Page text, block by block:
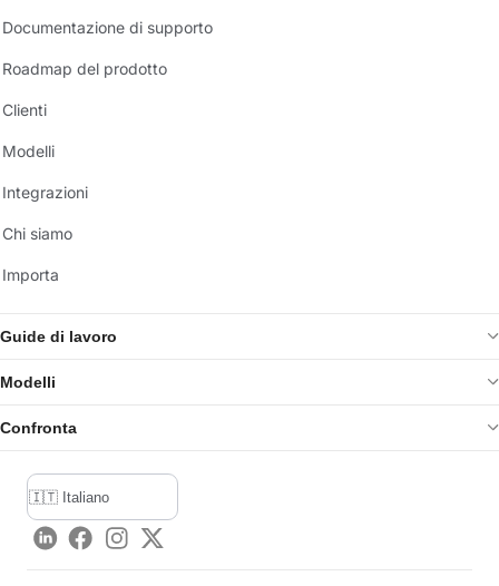
Documentazione di supporto
Roadmap del prodotto
Clienti
Modelli
Integrazioni
Chi siamo
Importa
Guide di lavoro
Modelli
Confronta
LinkedInFacebook
Instagram
Twitter